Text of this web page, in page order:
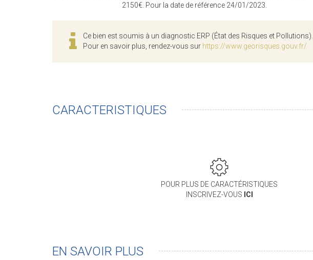
2150€. Pour la date de référence 24/01/2023.
Ce bien est soumis à un diagnostic ERP (État des Risques et Pollutions).
Pour en savoir plus, rendez-vous sur https://www.georisques.gouv.fr/
CARACTERISTIQUES
POUR PLUS DE CARACTÉRISTIQUES
INSCRIVEZ-VOUS ICI
EN SAVOIR PLUS